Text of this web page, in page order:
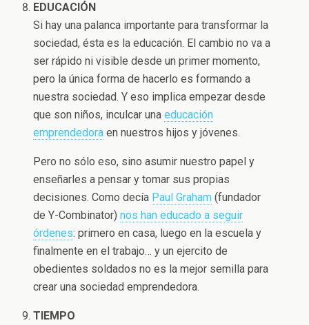
EDUCACIÓN
Si hay una palanca importante para transformar la
sociedad, ésta es la educación. El cambio no va a
ser rápido ni visible desde un primer momento,
pero la única forma de hacerlo es formando a
nuestra sociedad. Y eso implica empezar desde
que son niños, inculcar unaeducación
emprendedora en nuestros hijos y jóvenes.
Pero no sólo eso, sino asumir nuestro papel y
enseñarles a pensar y tomar sus propias
decisiones. Como decía Paul Graham (fundador
de Y-Combinator)nos han educado a seguir
órdenes: primero en casa, luego en la escuela y
finalmente en el trabajo… y un ejercito de
obedientes soldados no es la mejor semilla para
crear una sociedad emprendedora.
TIEMPO